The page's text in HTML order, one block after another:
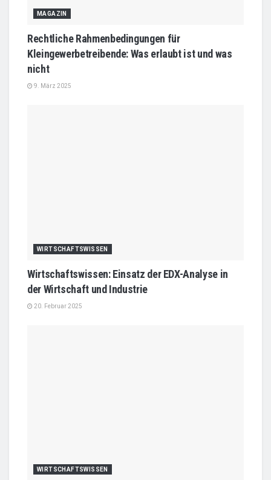
MAGAZIN
Rechtliche Rahmenbedingungen für
Kleingewerbetreibende: Was erlaubt ist und was
nicht
9. März 2025
WIRTSCHAFTSWISSEN
Wirtschaftswissen: Einsatz der EDX-Analyse in
der Wirtschaft und Industrie
20. Februar 2025
WIRTSCHAFTSWISSEN